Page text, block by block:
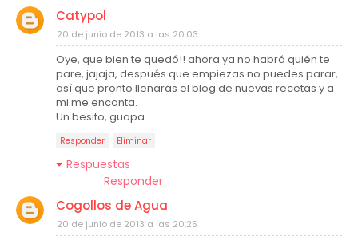
Catypol
20 de junio de 2013 a las 20:03
Oye, que bien te quedó!! ahora ya no habrá quién te
pare, jajaja, después que empiezas no puedes parar,
así que pronto llenarás el blog de nuevas recetas y a
mi me encanta.
Un besito, guapa
Responder Eliminar
Respuestas
Responder
Cogollos de Agua
20 de junio de 2013 a las 20:25